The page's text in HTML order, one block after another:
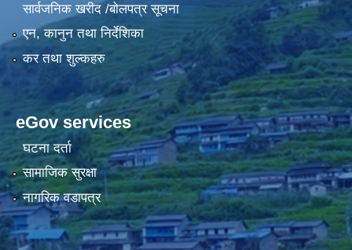
सार्वजनिक खरीद /बोलपत्र सूचना
एन, कानुन तथा निर्देशिका
कर तथा शुल्कहरु
eGov services
घटना दर्ता
सामाजिक सुरक्षा
नागरिक वडापत्र